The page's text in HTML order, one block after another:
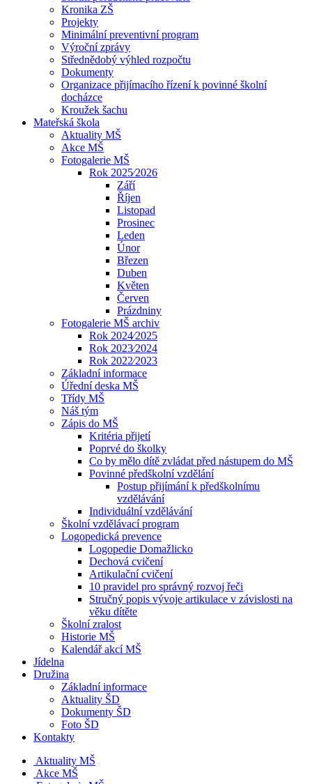
Kronika ZŠ
Projekty
Minimální preventivní program
Výroční zprávy
Střednědobý výhled rozpočtu
Dokumenty
Organizace přijímacího řízení k povinné školní
docházce
Kroužek šachu
Mateřská škola
Aktuality MŠ
Akce MŠ
Fotogalerie MŠ
Rok 2025⁄2026
Září
Říjen
Listopad
Prosinec
Leden
Únor
Březen
Duben
Květen
Červen
Prázdniny
Fotogalerie MŠ archiv
Rok 2024⁄2025
Rok 2023⁄2024
Rok 2022⁄2023
Základní informace
Úřední deska MŠ
Třídy MŠ
Náš tým
Zápis do MŠ
Kritéria přijetí
Poprvé do školky
Co by mělo dítě zvládat před nástupem do MŠ
Povinné předškolní vzdělání
Postup přijímání k předškolnímu
vzdělávání
Individuální vzdělávání
Školní vzdělávací program
Logopedická prevence
Logopedie Domažlicko
Dechová cvičení
Artikulační cvičení
10 pravidel pro správný rozvoj řeči
Stručný popis vývoje artikulace v závislosti na
věku dítěte
Školní zralost
Historie MŠ
Kalendář akcí MŠ
Jídelna
Družina
Základní informace
Aktuality ŠD
Dokumenty ŠD
Foto ŠD
Kontakty
Aktuality MŠ
Akce MŠ